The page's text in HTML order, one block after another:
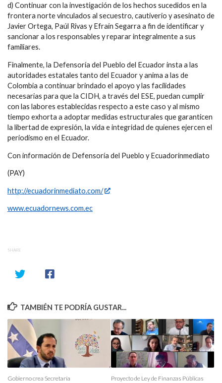
d) Continuar con la investigación de los hechos sucedidos en la
frontera norte vinculados al secuestro, cautiverio y asesinato de
Javier Ortega, Paúl Rivas y Efraín Segarra a fin de identificar y
sancionar a los responsables y reparar integralmente a sus
familiares.
Finalmente, la Defensoría del Pueblo del Ecuador insta a las
autoridades estatales tanto del Ecuador y anima a las de
Colombia a continuar brindado el apoyo y las facilidades
necesarias para que la CIDH, a través del ESE, puedan cumplir
con las labores establecidas respecto a este caso y al mismo
tiempo exhorta a adoptar medidas estructurales que garanticen
la libertad de expresión, la vida e integridad de quienes ejercen el
periodismo en el Ecuador.
Con información de Defensoría del Pueblo y Ecuadorinmediato
(PAY)
http://ecuadorinmediato.com/
www.ecuadornews.com.ec
SHARE
TAMBIÉN TE PODRÍA GUSTAR...
Gobierno crea Secretaría
Proyecto de Ley de Finanzas Públicas